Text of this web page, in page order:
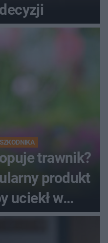
trawnik?
produkt
uciekł w